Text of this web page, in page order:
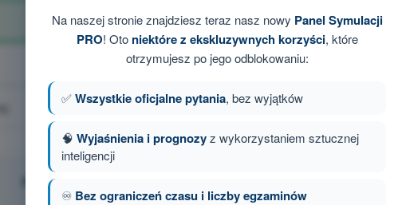
Pytanie 9 z 72
Na naszej stronie znajdziesz teraz nasz nowy Panel Symulacji
PRO! Oto niektóre z ekskluzywnych korzyści, które
otrzymujesz po jego odblokowaniu:
✅Wszystkie oficjalne pytania, bez wyjątków
🧠 Wyjaśnienia i prognozyz wykorzystaniem sztucznej
inteligencji
♾️ Bez ograniczeń czasu i liczby egzaminów